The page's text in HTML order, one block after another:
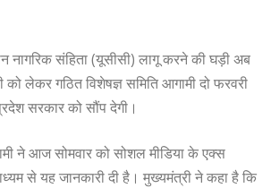
नागरिक संहिता (यूसीसी) लागू करने की घड़ी अब
लेकर गठित विशेषज्ञ समिति आगामी दो फरवरी
सरकार को सौंप देगी।
ने आज सोमवार को सोशल मीडिया के एक्स
से यह जानकारी दी है। मुख्यमंत्री ने कहा है कि